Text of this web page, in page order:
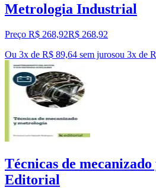
Metrologia Industrial
Preço R$ 268,92R$ 268,92
Ou 3x de R$ 89,64 sem jurosou 3x de
Técnicas de
Editorial